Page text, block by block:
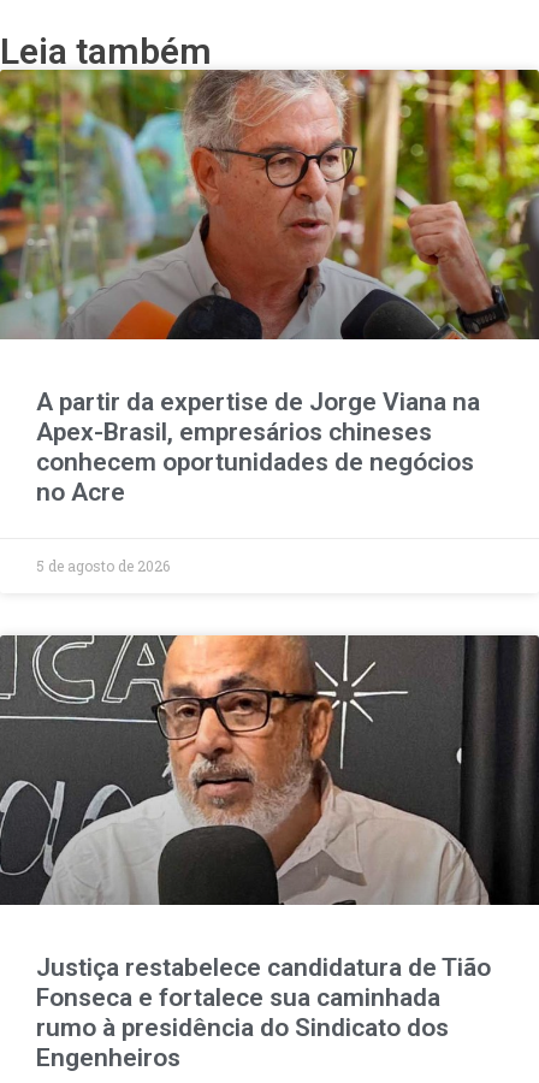
Leia também
A partir da expertise de Jorge Viana na
Apex-Brasil, empresários chineses
conhecem oportunidades de negócios
no Acre
5 de agosto de 2026
Justiça restabelece candidatura de Tião
Fonseca e fortalece sua caminhada
rumo à presidência do Sindicato dos
Engenheiros